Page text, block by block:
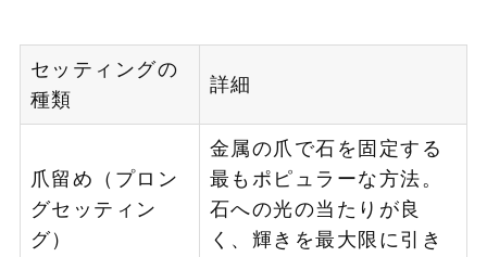
セッティングの
種類
詳細
爪留め（プロン
グセッティン
グ）
金属の爪で石を固定する
最もポピュラーな方法。
石への光の当たりが良
く、輝きを最大限に引き